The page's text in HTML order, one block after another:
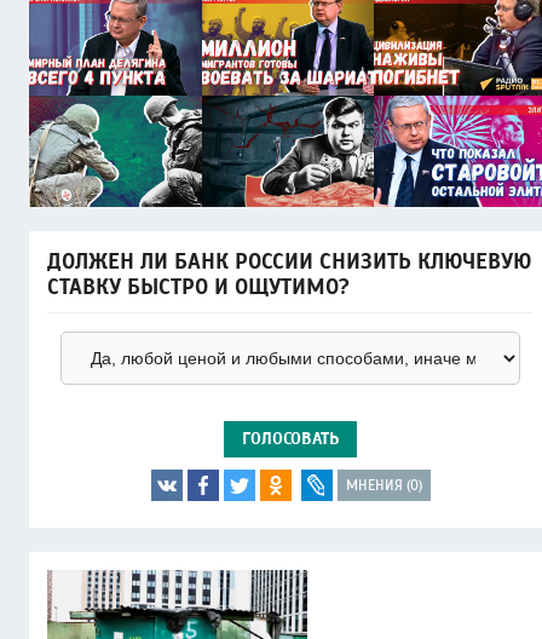
ДОЛЖЕН ЛИ БАНК РОССИИ СНИЗИТЬ КЛЮЧЕВУЮ
СТАВКУ БЫСТРО И ОЩУТИМО?
ГОЛОСОВАТЬ
МНЕНИЯ (0)